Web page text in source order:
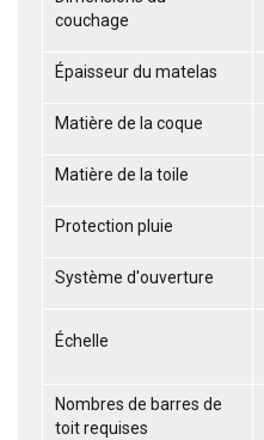
couchage
Épaisseur du matelas
Matière de la coque
Matière de la toile
Protection pluie
Système d'ouverture
Échelle
Nombres de barres de
toit requises